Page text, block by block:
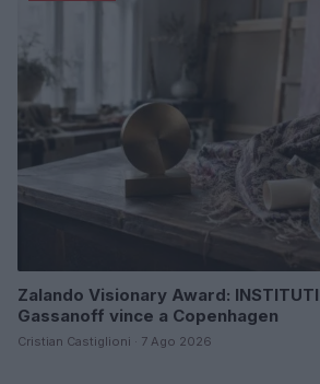
Zalando Visionary Award:
Gassanoff vince a Copenhagen
Cristian Castiglioni · 7 Ago 2026